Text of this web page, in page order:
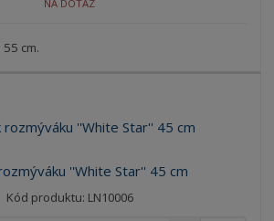
NA DOTAZ
55 cm.
''White Star'' 45 cm
Kód produktu: LN10006